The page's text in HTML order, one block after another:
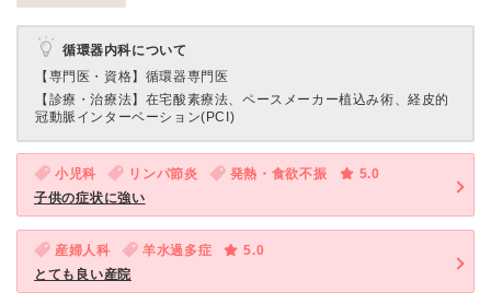
循環器内科について
【専門医・資格】 循環器専門医
【診療・治療法】 在宅酸素療法、ペースメーカー植込み術、経皮的
冠動脈インターベーション(PCI)
小児科 リンパ節炎 発熱・食欲不振
5.0
子供の症状に強い
産婦人科 羊水過多症
5.0
とても良い産院